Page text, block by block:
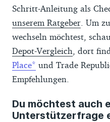
Schritt-Anleitung als
unserem Ratgeber . Um
wechseln möchtest,
Depot-Vergleich , dort
Place
und Trade
Empfehlungen.
Du möchtest auch
Unterstützerfrage